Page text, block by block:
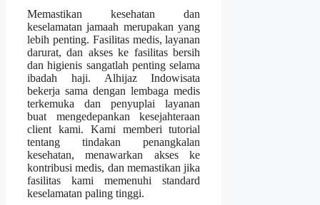
Memastikan kesehatan dan
keselamatan jamaah merupakan yang
lebih penting. Fasilitas medis, layanan
darurat, dan akses ke fasilitas bersih
dan higienis sangatlah penting selama
ibadah haji. Alhijaz Indowisata
bekerja sama dengan lembaga medis
terkemuka dan penyuplai layanan
buat mengedepankan kesejahteraan
client kami. Kami memberi tutorial
tentang tindakan penangkalan
kesehatan, menawarkan akses ke
kontribusi medis, dan memastikan jika
fasilitas kami memenuhi standard
keselamatan paling tinggi.